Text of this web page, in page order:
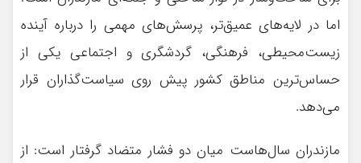
اما در لایه‌های عمیق‌تر، پرسش‌های مهمی را درباره آینده
زیست‌محیطی، فرهنگی، گردشگری و اجتماعی یکی از
حساس‌ترین مناطق کشور پیش روی سیاست‌گذاران قرار
می‌دهد.
مازندران سال‌هاست میان دو فشار متضاد گرفتار است: از